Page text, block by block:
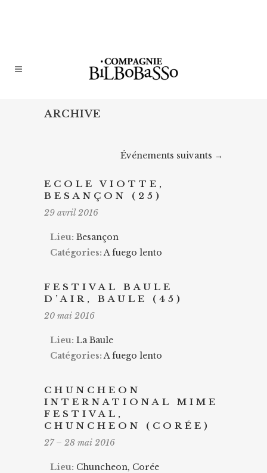
ARCHIVE
Événements suivants →
ECOLE VIOTTE,
BESANÇON (25)
29 avril 2016
Lieu: Besançon
Catégories: A fuego lento
FESTIVAL BAULE
D’AIR, BAULE (45)
20 mai 2016
Lieu: La Baule
Catégories: A fuego lento
CHUNCHEON
INTERNATIONAL MIME
FESTIVAL,
CHUNCHEON (CORÉE)
27– 28 mai 2016
Lieu: Chuncheon, Corée